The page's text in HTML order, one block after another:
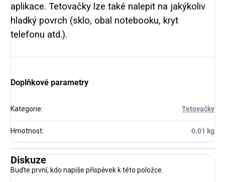
aplikace. Tetovačky lze také nalepit na jakýkoliv
hladký povrch (sklo, obal notebooku, kryt
telefonu atd.).
Doplňkové parametry
Kategorie: Tetovačky
Hmotnost: 0.01 kg
Diskuze
Buďte první, kdo napíše příspěvek k této položce.